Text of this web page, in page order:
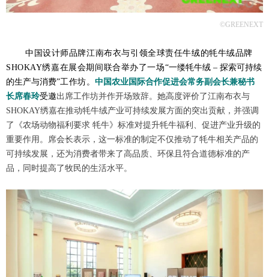
©GREENEXT
中国设计师品牌江南布衣与引领全球责任牛绒的牦牛绒品牌
SHOKAY绣嘉在展会期间联合举办了一场“一缕牦牛绒 – 探索可持续
的生产与消费”工作坊。中国农业国际合作促进会常务副会长兼秘书
长席春玲受邀出席工作坊并作开场致辞。她高度评价了江南布衣与
SHOKAY绣嘉在推动牦牛绒产业可持续发展方面的突出贡献，并强调
了《农场动物福利要求 牦牛》标准对提升牦牛福利、促进产业升级的
重要作用。席会长表示，这一标准的制定不仅推动了牦牛相关产品的
可持续发展，还为消费者带来了高品质、环保且符合道德标准的产
品，同时提高了牧民的生活水平。